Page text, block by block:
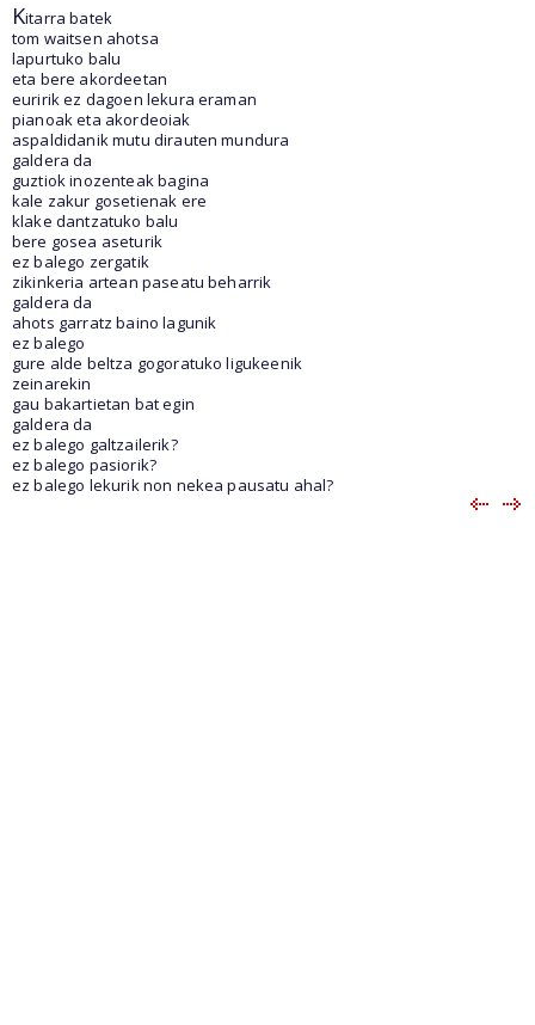
Kitarra batek
tom waitsen ahotsa
lapurtuko balu
eta bere akordeetan
euririk ez dagoen lekura eraman
pianoak eta akordeoiak
aspaldidanik mutu dirauten mundura
galdera da
guztiok inozenteak bagina
kale zakur gosetienak ere
klake dantzatuko balu
bere gosea aseturik
ez balego zergatik
zikinkeria artean paseatu beharrik
galdera da
ahots garratz baino lagunik
ez balego
gure alde beltza gogoratuko ligukeenik
zeinarekin
gau bakartietan bat egin
galdera da
ez balego galtzailerik?
ez balego pasiorik?
ez balego lekurik non nekea pausatu ahal?